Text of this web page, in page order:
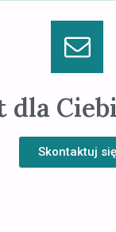
dla
Skontaktuj się